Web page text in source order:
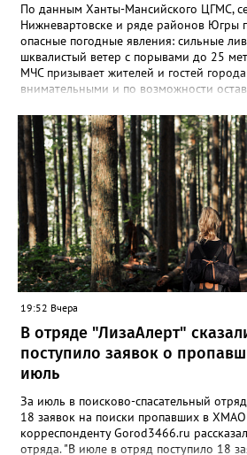
По данным Ханты-Мансийского ЦГМС,
Нижневартовске и ряде районов Югры
опасные погодные явления: сильные
шквалистый ветер с порывами до 25
МЧС призывает жителей и гостей
внимательными и по возможности
падению деревьев и слабо
повреждению крыш и рекламных
осложнения на дорогах — увеличение
сбои в работе светофоров и
обильных осадков возможны
подвалов, а также размыв береговых
объекты ЖКХ, энергетики и
может повредить автомобили и
разряды — объекты без молниезащиты.
советуют по возможности оставаться
подземные переходы и подвалы —
уровня затопления. Если помещение
его или поднимитесь на верхние этажи,
электричество. Водителям: не
затопленные участки, остановитесь на
переждите; при резком подъёме воды
уйдите на возвышенность.
19:52 Вчера
В отряде "ЛизаАлерт"
поступило заявок о
июль
За июль в поисково-спасательный
18 заявок на поиски пропавших в
корреспонденту Gorod3466.ru
отряда. "В июле в отряд поступило 18